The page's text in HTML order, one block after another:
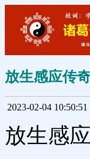
放生感应传
2023-02-04
放生感